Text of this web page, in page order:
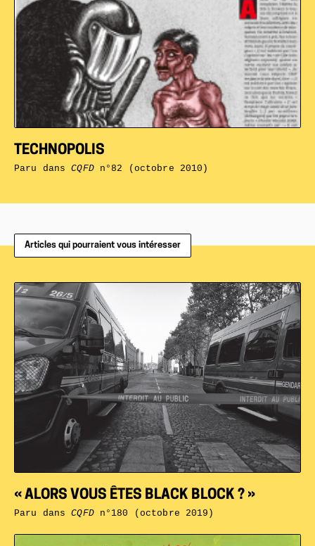
TECHNOPOLIS
Paru dansCQFDn°82 (octobre 2010)
Articles qui pourraient vous intéresser
« ALORS VOUS ÊTES BLACK BLOCK ? »
Paru dansCQFDn°180 (octobre 2019)